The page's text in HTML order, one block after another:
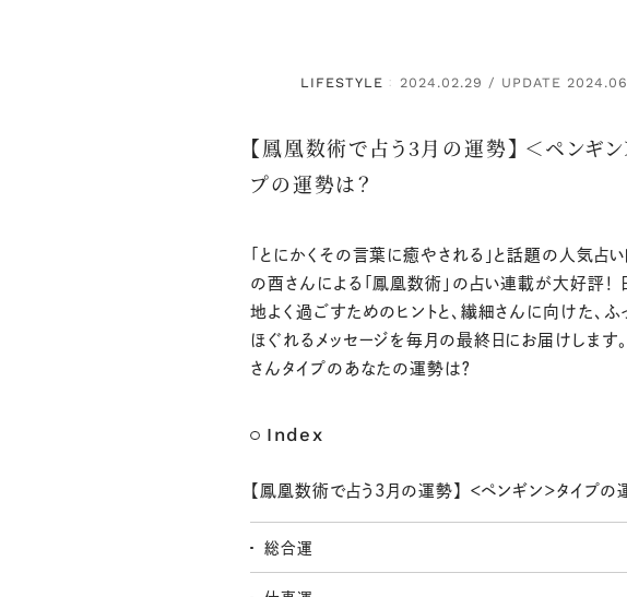
LIFESTYLE ： 2024.02.29 / UPDATE
【鳳凰数術で占う3月の運勢】 ＜ペンギン
プの運勢は？
「とにかくその言葉に癒やされる」と話題の人気占
の酉さんによる「鳳凰数術」の占い連載が大好評！
地よく過ごすためのヒントと、繊細さんに向けた、ふ
ほぐれるメッセージを毎月の最終日にお届けします
さんタイプのあなたの運勢は？
Index
【鳳凰数術で占う3月の運勢】 ＜ペンギン＞タイプの
総合運